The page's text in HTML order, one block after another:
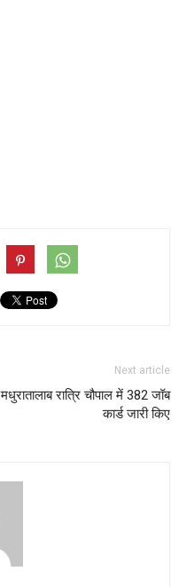
Next article
मधुरातालाब रात्रि चौपाल में 382 जॉब
कार्ड जारी किए